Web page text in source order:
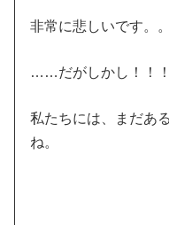
非常に悲しいです。。
……だがしかし！！！
私たちには、まだあ
ね。